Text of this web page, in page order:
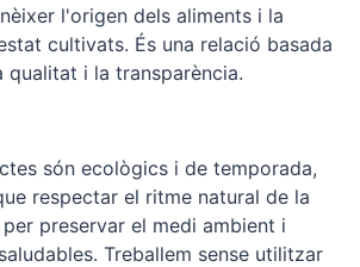
l'origen dels aliments i la
cultivats. És una relació basada
qualitat i la transparència.
són ecològics i de temporada,
respectar el ritme natural de la
preservar el medi ambient i
Treballem sense utilitzar